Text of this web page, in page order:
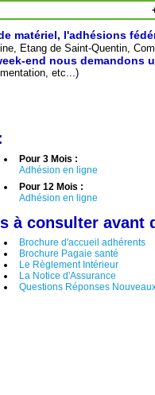
matériel, l'adhésions
Etang de Saint-Quentin,
end nous demandons
etc...)
Pour 3 Mois :
Adhésion en ligne
Pour 12 Mois :
Adhésion en ligne
à consulter avant
Brochure d'accueil adhérents
Brochure Pagaie santé
Le Règlement Intérieur
La Notice d'Assurance
Questions Réponses